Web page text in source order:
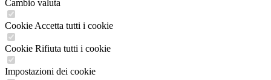
Cambio valuta
Cookie Accetta tutti i cookie
Cookie Rifiuta tutti i cookie
Impostazioni dei cookie